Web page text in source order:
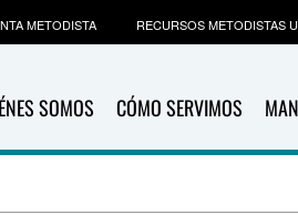
SOMOS CÓMO SERVIMOS
METODISTA RECURSOS METODISTAS